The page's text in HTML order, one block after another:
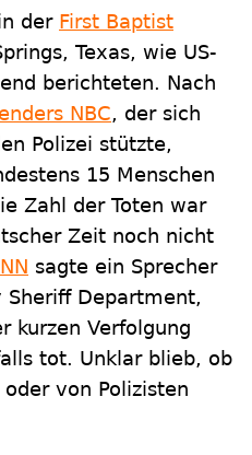
der First Baptist
Texas, wie US-
berichteten. Nach
NBC, der sich
Polizei stützte,
15 Menschen
Zahl der Toten war
Zeit noch nicht
sagte ein Sprecher
Sheriff Department,
kurzen Verfolgung
tot. Unklar blieb, ob
von Polizisten